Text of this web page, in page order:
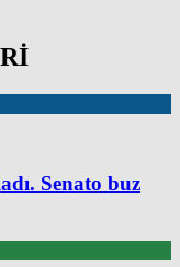
Senato buz